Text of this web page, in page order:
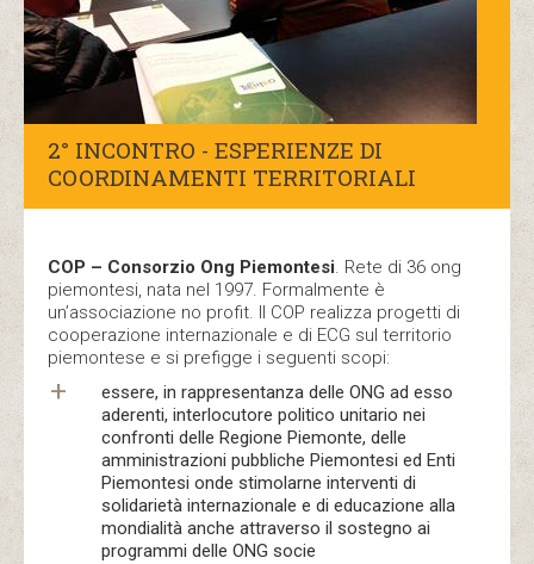
2° INCONTRO - ESPERIENZE DI
COORDINAMENTI TERRITORIALI
COP – Consorzio Ong Piemontesi. Rete di 36 ong
piemontesi, nata nel 1997. Formalmente è
un’associazione no profit. Il COP realizza progetti di
cooperazione internazionale e di ECG sul territorio
piemontese e si prefigge i seguenti scopi:
essere, in rappresentanza delle ONG ad esso
aderenti, interlocutore politico unitario nei
confronti delle Regione Piemonte, delle
amministrazioni pubbliche Piemontesi ed Enti
Piemontesi onde stimolarne interventi di
solidarietà internazionale e di educazione alla
mondialità anche attraverso il sostegno ai
programmi delle ONG socie